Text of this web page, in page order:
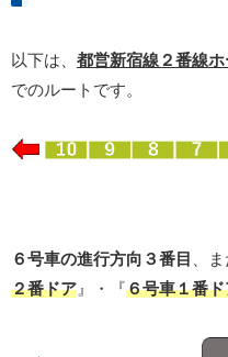
以下は、 都営新宿線２番線
でのルートです。
６号車の進行方向３番目 、
２番ドア 』・『６号車１番ド